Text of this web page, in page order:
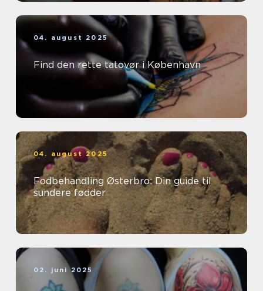
04. august 2025
Find den rette tatovør i København
04. august 2025
Fodbehandling Østerbro: Din guide til
sundere fødder
02. juni 2025